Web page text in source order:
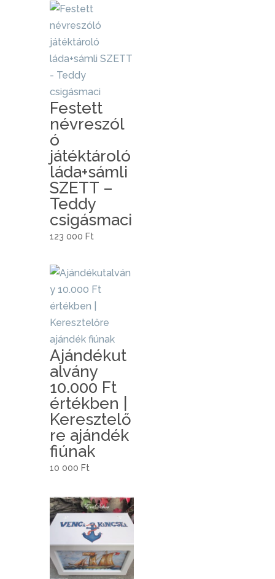
Festett
névreszól
ó
játéktároló
láda+sámli
SZETT –
Teddy
csigásmaci
123 000 Ft
Ajándékut
alvány
10.000 Ft
értékben |
Keresztelő
re ajándék
fiúnak
10 000 Ft